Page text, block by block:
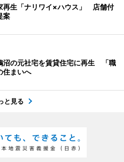
再生「ナリワイ×ハウス」 店舗付
案
沼の元社宅を賃貸住宅に再生 「職
住まいへ
と見る